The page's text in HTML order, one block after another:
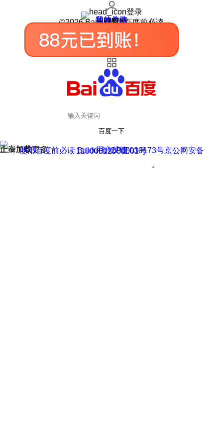
登录
我的关注
我的收藏
皮肤中心
用户反馈
设置
©2026 Baidu 使用百度前必读
百度一下
正在加载
上滑加载更多 用户反馈
使用百度前必读 Baidu 京ICP证030173号
京公网安备11000002000001号